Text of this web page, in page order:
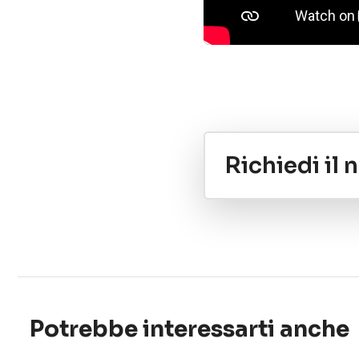
Richiedi il
Potrebbe interessarti anche